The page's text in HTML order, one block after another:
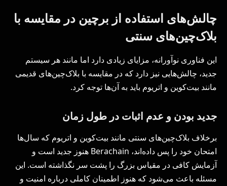
چالش‌های استفاده از برچین در مقایسه با
بلاک‌چین‌های سنتی
این فناوری نوآورانه، مزایای زیادی دارد اما مانند هر سیستم
جدید، چالش‌هایی نیز دارد که در مقایسه با بلاک‌چین‌های قدیمی
مانند بیت‌کوین و اتریوم باید به آن‌ها توجه کرد.
جدید بودن و عدم اثبات در طول زمان
برخلاف بلاک‌چین‌های سنتی مانند بیت‌کوین و اتریوم که سال‌ها
امتحان خود را پس داده‌اند، Berachain هنوز جدید است و
آزمایش کافی در مقیاس بزرگ را پشت سر نگذاشته است. این
مسئله باعث می‌شود که هنوز اطمینان کاملی درباره امنیت و